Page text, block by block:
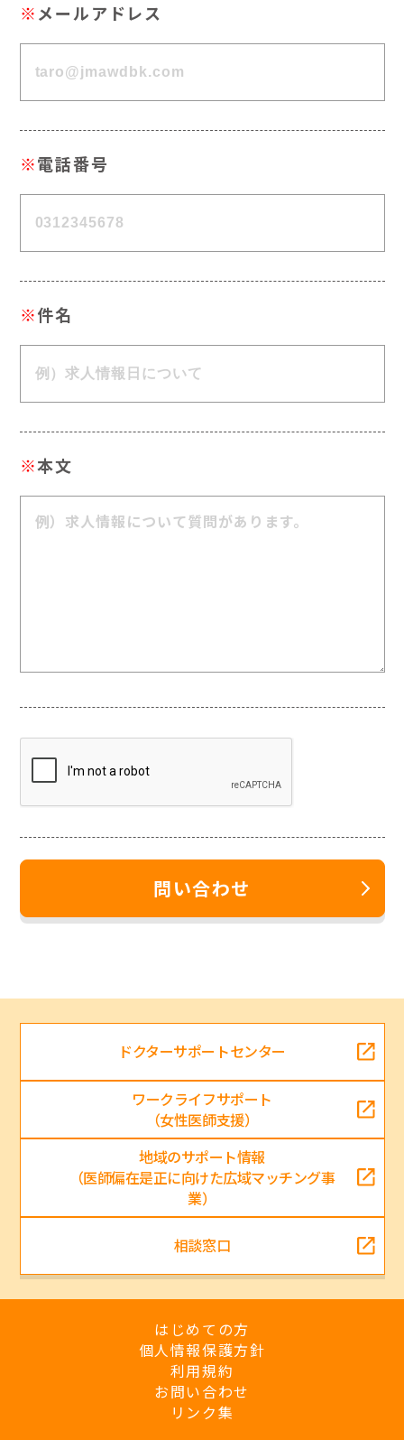
※メールアドレス
※電話番号
※件名
※本文
問い合わせ
ドクターサポートセンター
ワークライフサポート
（女性医師支援）
地域のサポート情報
（医師偏在是正に向けた広域マッチング事
業）
相談窓口
はじめての方
個人情報保護方針
利用規約
お問い合わせ
リンク集